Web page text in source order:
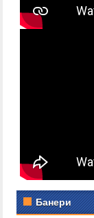
Банери